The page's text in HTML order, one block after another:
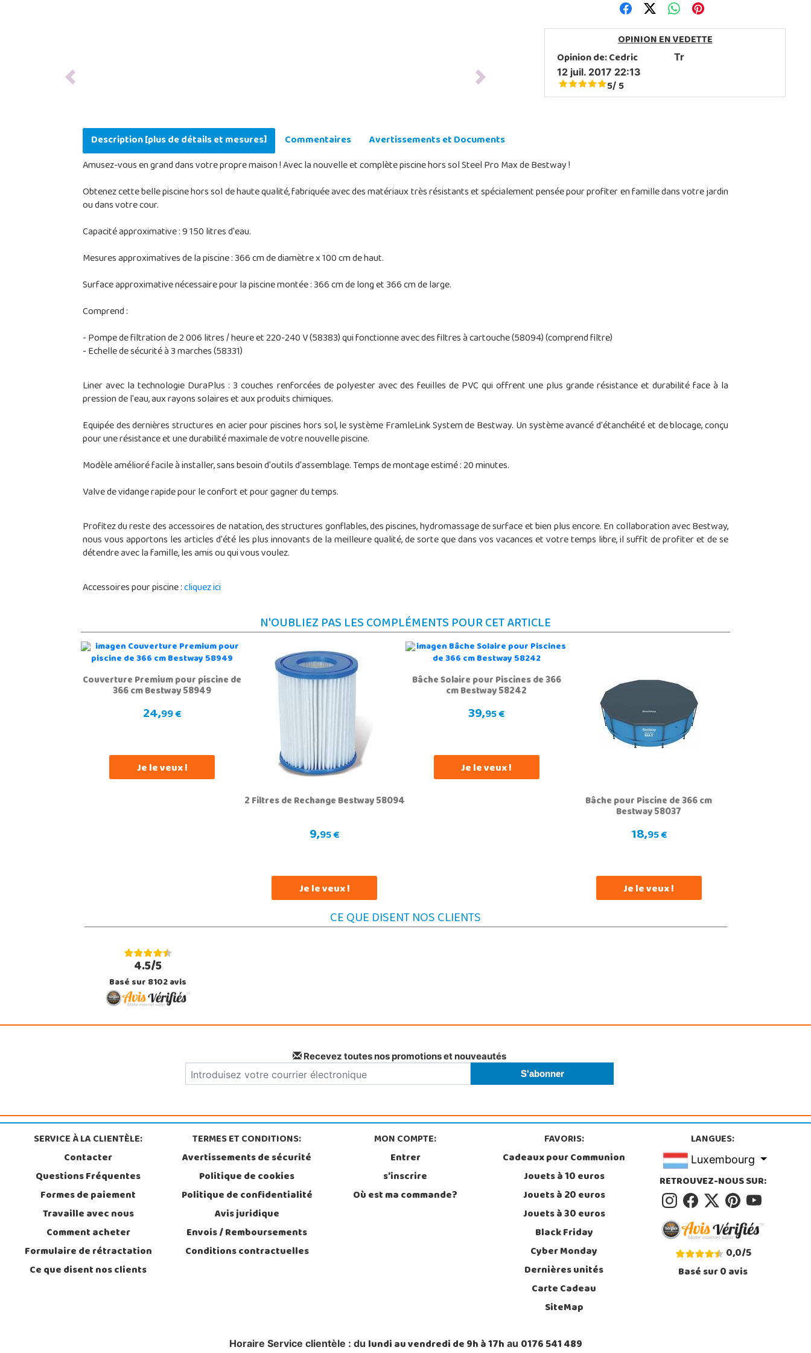
Previous Next
OPINION EN VEDETTE
Opinion de:Cedric
12 juil. 2017 22:13
5/ 5
Tr
Description [plus de détails et mesures] Commentaires
Avertissements et Documents
Amusez-vous en grand dans votre propre maison ! Avec la nouvelle et complète piscine hors sol Steel Pro Max de Bestway !
Obtenez cette belle piscine hors sol de haute qualité, fabriquée avec des matériaux très résistants et spécialement pensée pour profiter en famille dans votre jardin
ou dans votre cour.
Capacité approximative : 9 150 litres d'eau.
Mesures approximatives de la piscine : 366 cm de diamètre x 100 cm de haut.
Surface approximative nécessaire pour la piscine montée : 366 cm de long et 366 cm de large.
Comprend :
- Pompe de filtration de 2 006 litres / heure et 220-240 V (58383) qui fonctionne avec des filtres à cartouche (58094) (comprend filtre)
- Echelle de sécurité à 3 marches (58331)
Liner avec la technologie DuraPlus : 3 couches renforcées de polyester avec des feuilles de PVC qui offrent une plus grande résistance et durabilité face à la
pression de l'eau, aux rayons solaires et aux produits chimiques.
Equipée des dernières structures en acier pour piscines hors sol, le système FramleLink System de Bestway. Un système avancé d'étanchéité et de blocage, conçu
pour une résistance et une durabilité maximale de votre nouvelle piscine.
Modèle amélioré facile à installer, sans besoin d'outils d'assemblage. Temps de montage estimé : 20 minutes.
Valve de vidange rapide pour le confort et pour gagner du temps.
Profitez du reste des accessoires de natation, des structures gonflables, des piscines, hydromassage de surface et bien plus encore. En collaboration avec Bestway,
nous vous apportons les articles d'été les plus innovants de la meilleure qualité, de sorte que dans vos vacances et votre temps libre, il suffit de profiter et de se
détendre avec la famille, les amis ou qui vous voulez.
Accessoires pour piscine :cliquez ici
N'OUBLIEZ PAS LES COMPLÉMENTS POUR CET ARTICLE
Couverture Premium pour piscine de
366 cm Bestway 58949
24,99 €
Je le veux !
2 Filtres de Rechange Bestway 58094
9,95 €
Je le veux !
Bâche Solaire pour Piscines de 366
cm Bestway 58242
39,95 €
Je le veux !
Bâche pour Piscine de 366 cm
Bestway 58037
18,95 €
Je le veux !
CE QUE DISENT NOS CLIENTS
4.5/5
Basé sur 8102 avis
Recevez toutes nos promotions et nouveautés
SERVICE À LA CLIENTÈLE:
Contacter
Questions Fréquentes
Formes de paiement
Travaille avec nous
Comment acheter
Formulaire de rétractation
Ce que disent nos clients
TERMES ET CONDITIONS:
Avertissements de sécurité
Politique de cookies
Politique de confidentialité
Avis juridique
Envois / Remboursements
Conditions contractuelles
MON COMPTE:
Entrer
s'inscrire
Où est ma commande?
FAVORIS:
Cadeaux pour Communion
Jouets à 10 euros
Jouets à 20 euros
Jouets à 30 euros
Black Friday
Cyber Monday
Dernières unités
Carte Cadeau
SiteMap
LANGUES:
Luxembourg
RETROUVEZ-NOUS SUR:
0,0/5
Basé sur0avis
Horaire Service clientèle : du lundi au vendredi de 9h à 17h au 0176 541 489